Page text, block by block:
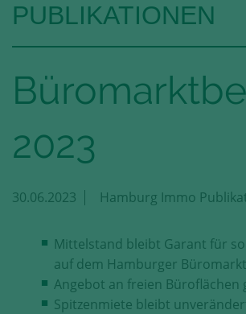
PUBLIKATIONEN
2023
30.06.2023 Hamburg Immo
Mittelstand bleibt Garant für
auf dem Hamburger Büromarkt
Angebot an freien Büroflächen
Spitzenmiete bleibt